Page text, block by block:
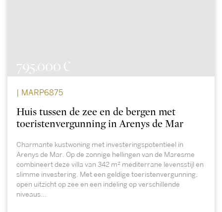
795.000 €
| MARP6875
Huis tussen de zee en de bergen met
toeristenvergunning in Arenys de Mar
Charmante kustwoning met investeringspotentieel in
Arenys de Mar. Op de zonnige hellingen van de Maresme
combineert deze villa van 342 m² mediterrane levensstijl en
slimme investering. Met een geldige toeristenvergunning,
open uitzicht op zee en een indeling op verschillende
niveaus...